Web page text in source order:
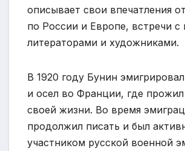
описывает свои впечатления
по России и Европе, встречи с
литераторами и художниками.
В 1920 году Бунин
и осел во Франции, где прожил
своей жизни. Во время
продолжил писать и был
участником русской военной